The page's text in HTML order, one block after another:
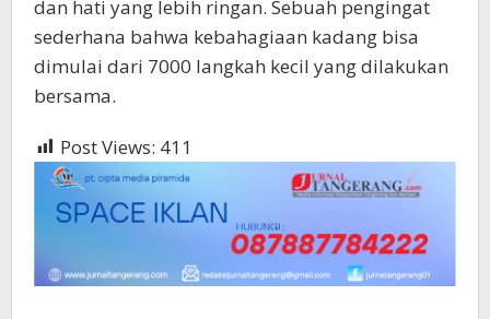
dan hati yang lebih ringan. Sebuah pengingat
sederhana bahwa kebahagiaan kadang bisa
dimulai dari 7000 langkah kecil yang dilakukan
bersama.
Post Views: 411